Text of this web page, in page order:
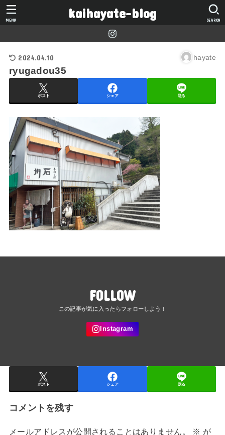
kaihayate-blog SEARCH
MENU
2024.04.10 hayate
ryugadou35
ポスト シェア 送る
FOLLOW
ポスト シェア 送る
コメントを残す
メールアドレスが公開されることはありません。 ※ が